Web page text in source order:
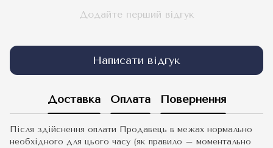
Додайте перший відгук
Написати відгук
Доставка Оплата Повернення
Після здійснення оплати Продавець в межах нормально
необхідного для цього часу (як правило – моментально